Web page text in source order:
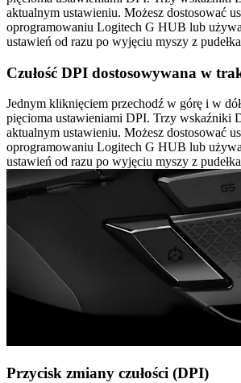
aktualnym ustawieniu. Możesz dostosować
oprogramowaniu Logitech G HUB lub
ustawień od razu po wyjęciu myszy z
Czułość DPI dostosowywana w
Jednym kliknięciem przechodź w górę i w
pięcioma ustawieniami DPI. Trzy wskaźniki
aktualnym ustawieniu. Możesz dostosować
oprogramowaniu Logitech G HUB lub
ustawień od razu po wyjęciu myszy z
Przycisk zmiany czułości (DPI)